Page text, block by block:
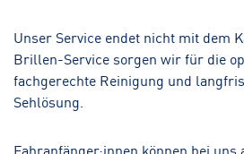
Unser Service endet nicht mit dem
Brillen-Service sorgen wir für die
fachgerechte Reinigung und
Sehlösung.
Fahranfänger:innen können bei uns